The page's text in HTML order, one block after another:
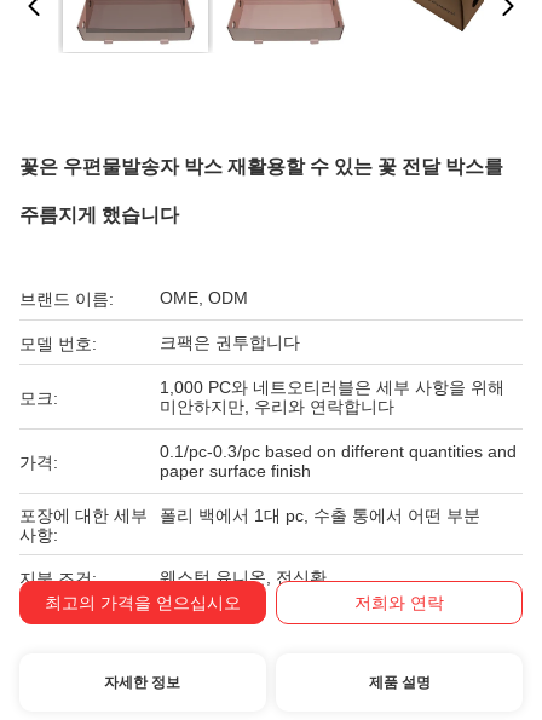
꽃은 우편물발송자 박스 재활용할 수 있는 꽃 전달 박스를
주름지게 했습니다
브랜드 이름: OME, ODM
모델 번호: 크팩은 권투합니다
모크:
1,000 PC와 네트오티러블은 세부 사항을 위해
미안하지만, 우리와 연락합니다
가격:
0.1/pc-0.3/pc based on different quantities and
paper surface finish
포장에 대한 세부
사항:
폴리 백에서 1대 pc, 수출 통에서 어떤 부분
지불 조건:
웨스턴 유니온, 전신환
최고의 가격을 얻으십시오
저희와 연락
자세한 정보 제품 설명